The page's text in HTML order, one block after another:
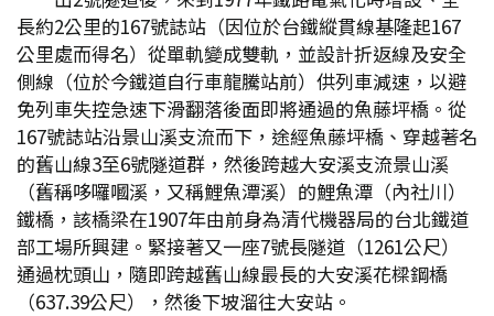
長約2公里的167號誌站（因位於台鐵縱貫線基隆起167
公里處而得名）從單軌變成雙軌，並設計折返線及安全
側線（位於今鐵道自行車龍騰站前）供列車減速，以避
免列車失控急速下滑翻落後面即將通過的魚藤坪橋。從
167號誌站沿景山溪支流而下，途經魚藤坪橋、穿越著名
的舊山線3至6號隧道群，然後跨越大安溪支流景山溪
（舊稱哆囉嘓溪，又稱鯉魚潭溪）的鯉魚潭（內社川）
鐵橋，該橋梁在1907年由前身為清代機器局的台北鐵道
部工場所興建。緊接著又一座7號長隧道（1261公尺）
通過枕頭山，隨即跨越舊山線最長的大安溪花樑鋼橋
（637.39公尺），然後下坡溜往大安站。